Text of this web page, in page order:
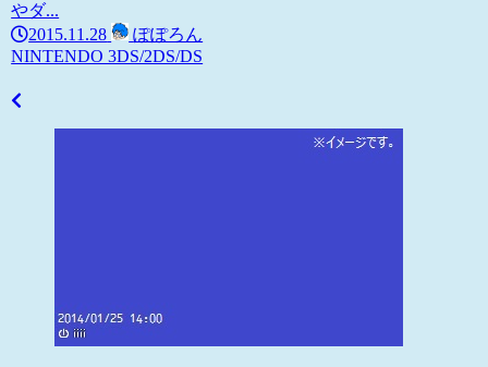
やダ...
2015.11.28
ぽぽろん
NINTENDO 3DS/2DS/DS